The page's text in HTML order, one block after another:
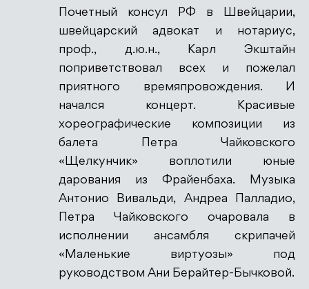
Почетный консул РФ в Швейцарии,
швейцарский адвокат и нотариус,
проф., д.ю.н., Карл Экштайн
поприветствовал всех и пожелал
приятного времяпровождения. И
начался концерт. Красивые
хореографические композиции из
балета Петра Чайковского
«Щелкунчик» воплотили юные
дарования из Фрайенбаха. Музыка
Антонио Вивальди, Андреа Палладио,
Петра Чайковского очаровала в
исполнении ансамбля скрипачей
«Маленькие виртуозы» под
руководством Ани Берайтер-Бычковой.